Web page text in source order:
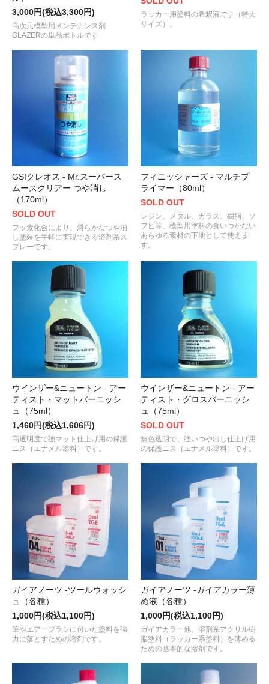
3,000円(税込3,300円)
高次元模型用メンテナンス剤
GLAZERの単品ボトルです
ラッカー用塗料の希釈液です（特大
サイズ）。
GSIクレオス - Mr.スーパース
ムースクリアー つや消し
（170ml）
SOLD OUT
フッ素化合により、滑らかなつや消
し塗装を手軽に実現できる溶剤系ス
プレーです。
フィニッシャーズ - マルチプ
ライマー（80ml）
SOLD OUT
レジン、メタル、ガラス、樹脂、ソ
フビ等、模型用塗料の食いつかない
あらゆる素材の下地として使えま
す。
ウインザー&ニュートン - アー
ティスト・マットバーニッシ
ュ（75ml）
1,460円(税込1,606円)
高透明度で強マット仕上げ用の保護
ニス（エナメル塗料）です。
ウインザー&ニュートン - アー
ティスト・グロスバーニッシ
ュ（75ml）
SOLD OUT
無色透明で、強いつや出し仕上げ用
の保護ニス（エナメル塗料）です。
ガイアノーツ -ツールウォッシ
ュ（各種）
1,000円(税込1,100円)
筆やエアーブラシに付いた塗料を強
力に落とすための溶剤です。
ガイアノーツ -ガイアカラー薄
め液（各種）
1,000円(税込1,100円)
ガイアカラー他、溶剤系アクリル樹
脂塗料（ラッカー系塗料）を薄める
ための基本的な溶剤です。